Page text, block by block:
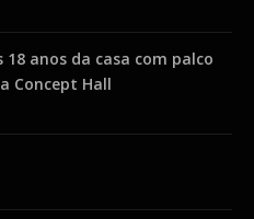
anos da casa com palco
Concept Hall